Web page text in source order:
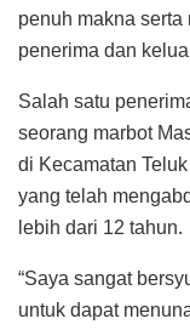
penuh makna
penerima dan
Salah satu
seorang marbot
di Kecamatan
yang telah
lebih dari 12 tahun.
“Saya sangat
untuk dapat